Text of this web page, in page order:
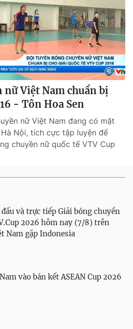
nữ Việt Nam chuẩn bị
- Tôn Hoa Sen
nữ Việt Nam đang có mặt
Nội, tích cực tập luyện để
chuyền nữ quốc tế VTV Cup
và trực tiếp Giải bóng chuyền
2026 hôm nay (7/8) trên
Nam gặp Indonesia
vào bán kết ASEAN Cup 2026